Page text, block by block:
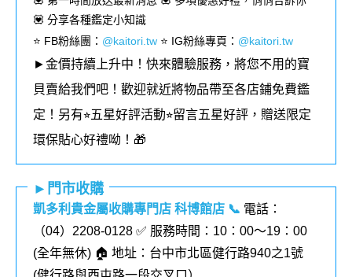
💟 分享各種鑑定小知識
⭐️ FB粉絲團 ： @kaitori.tw ⭐️ IG粉絲專頁 ： @kaitori.tw
►金價持續上升中！快來體驗服務，將您不用的寶
貝賣給我們吧！歡迎就近將物品帶至各店鋪免費鑑
定！ 另有⭐︎五星好評活動⭐︎留言五星好評，贈送限定
環保貼心好禮呦！🎁
►門市收購
凱多利貴金屬收購專門店 科博館店 📞 電話：
（04）2208-0128 ✅ 服務時間：10：00～19：00
(全年無休) 🏠 地址：台中市北區健行路940之1號